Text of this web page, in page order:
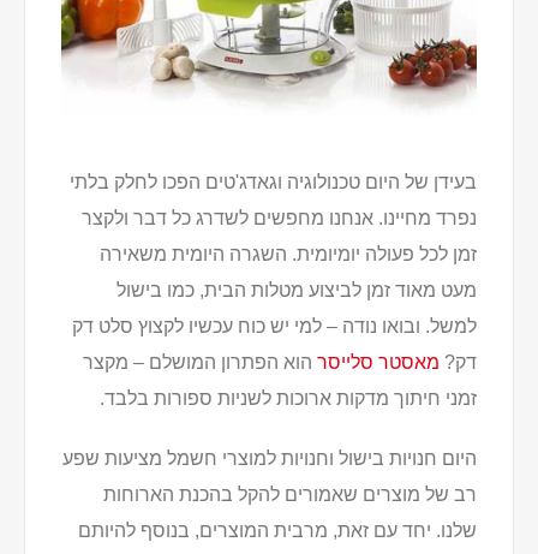
בעידן של היום טכנולוגיה וגאדג'טים הפכו לחלק בלתי
נפרד מחיינו. אנחנו מחפשים לשדרג כל דבר ולקצר
זמן לכל פעולה יומיומית. השגרה היומית משאירה
מעט מאוד זמן לביצוע מטלות הבית, כמו בישול
למשל. ובואו נודה – למי יש כוח עכשיו לקצוץ סלט דק
דק? מאסטר סלייסר הוא הפתרון המושלם – מקצר
זמני חיתוך מדקות ארוכות לשניות ספורות בלבד.
היום חנויות בישול וחנויות למוצרי חשמל מציעות שפע
רב של מוצרים שאמורים להקל בהכנת הארוחות
שלנו. יחד עם זאת, מרבית המוצרים, בנוסף להיותם